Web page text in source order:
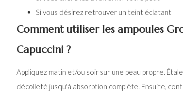
Si vous désirez retrouver un teint éclatant
Comment utiliser les ampoules
Capuccini ?
Appliquez matin et/ou soir sur une peau propre.
décolleté jusqu'à absorption complète. Ensuite,